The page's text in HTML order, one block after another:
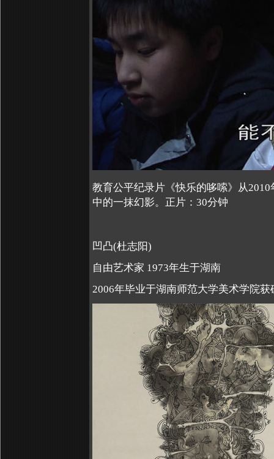
教育公平纪录片《快乐的哆嗦》从2010
中的一抹幻影。正片： 30分钟
凹凸(杜志阳)
自由艺术家 1973年生于湖南
2006年毕业于湖南师范大学美术学院获